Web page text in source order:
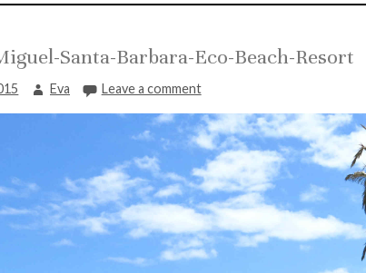
Santa-Barbara-Eco-Beach-Resort
Eva Leave a comment